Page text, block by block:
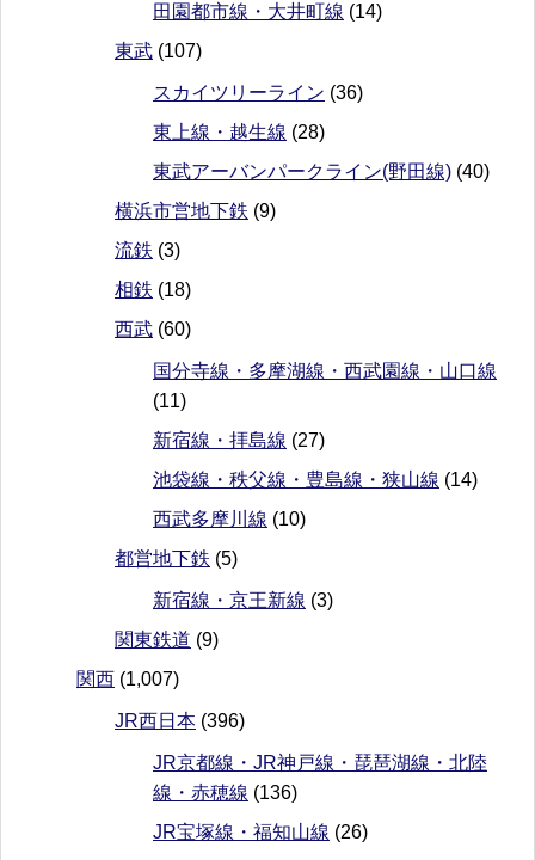
田園都市線・大井町線 (14)
東武 (107)
スカイツリーライン (36)
東上線・越生線 (28)
東武アーバンパークライン(野田線) (40)
横浜市営地下鉄 (9)
流鉄 (3)
相鉄 (18)
西武 (60)
国分寺線・多摩湖線・西武園線・山口線
(11)
新宿線・拝島線 (27)
池袋線・秩父線・豊島線・狭山線 (14)
西武多摩川線 (10)
都営地下鉄 (5)
新宿線・京王新線 (3)
関東鉄道 (9)
関西 (1,007)
JR西日本 (396)
JR京都線・JR神戸線・琵琶湖線・北陸
線・赤穂線 (136)
JR宝塚線・福知山線 (26)